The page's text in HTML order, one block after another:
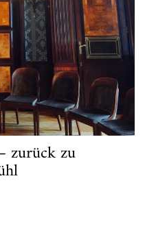
zurück zu